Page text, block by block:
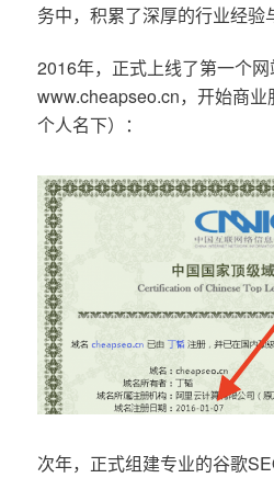
务中，积累了深厚的行业经验
2016年，正式上线了第一个网
www.cheapseo.cn，开始商
个人名下）：
次年，正式组建专业的谷歌